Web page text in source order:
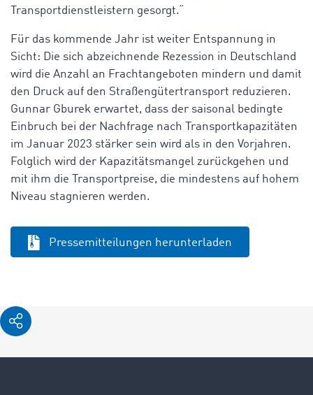
Transportdienstleistern gesorgt.“
Für das kommende Jahr ist weiter Entspannung in
Sicht: Die sich abzeichnende Rezession in Deutschland
wird die Anzahl an Frachtangeboten mindern und damit
den Druck auf den Straßengütertransport reduzieren.
Gunnar Gburek erwartet, dass der saisonal bedingte
Einbruch bei der Nachfrage nach Transportkapazitäten
im Januar 2023 stärker sein wird als in den Vorjahren.
Folglich wird der Kapazitätsmangel zurückgehen und
mit ihm die Transportpreise, die mindestens auf hohem
Niveau stagnieren werden.
Pressemitteilungen herunterladen